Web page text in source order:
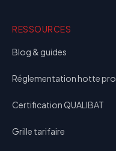
RESSOURCES
Blog & guides
Réglementation hotte pro
Certification QUALIBAT
Grille tarifaire